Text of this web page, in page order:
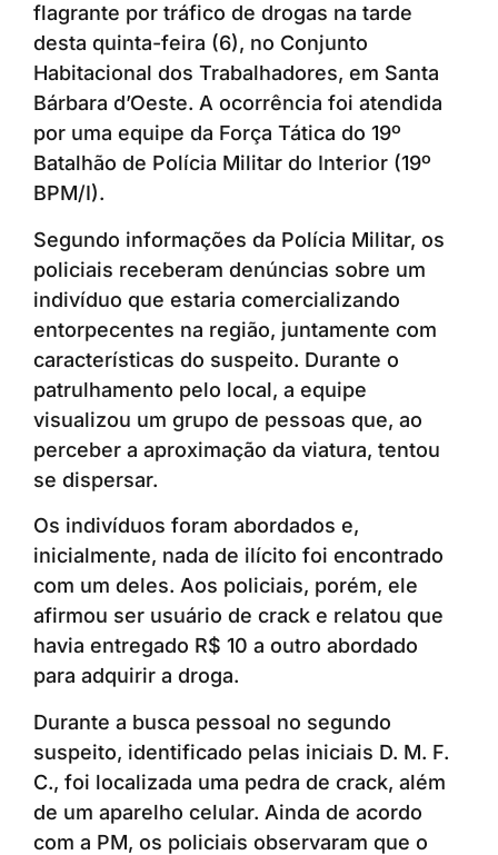
flagrante por tráfico de drogas na tarde
desta quinta-feira (6), no Conjunto
Habitacional dos Trabalhadores, em Santa
Bárbara d’Oeste. A ocorrência foi atendida
por uma equipe da Força Tática do 19º
Batalhão de Polícia Militar do Interior (19º
BPM/I).
Segundo informações da Polícia Militar, os
policiais receberam denúncias sobre um
indivíduo que estaria comercializando
entorpecentes na região, juntamente com
características do suspeito. Durante o
patrulhamento pelo local, a equipe
visualizou um grupo de pessoas que, ao
perceber a aproximação da viatura, tentou
se dispersar.
Os indivíduos foram abordados e,
inicialmente, nada de ilícito foi encontrado
com um deles. Aos policiais, porém, ele
afirmou ser usuário de crack e relatou que
havia entregado R$ 10 a outro abordado
para adquirir a droga.
Durante a busca pessoal no segundo
suspeito, identificado pelas iniciais D. M. F.
C., foi localizada uma pedra de crack, além
de um aparelho celular. Ainda de acordo
com a PM, os policiais observaram que o